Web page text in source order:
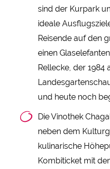
sind der Kurpark
ideale
Reisende auf den
einen
Rellecke, der 1984
und heute noch
Die Vinothek
neben dem
kulinarische
Kombiticket mit